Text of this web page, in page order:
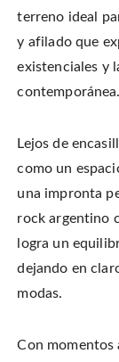
terreno ideal
y afilado que
existenciales y
contemporánea.
Lejos de
como un
una impronta
rock argentino
logra un
dejando en
modas.
Con momentos